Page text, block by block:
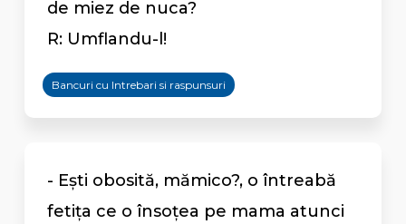
de miez de nuca?
R: Umflandu-l!
Bancuri cu Intrebari si raspunsuri
- Eşti obosită, mămico?, o întreabă
fetiţa ce o însoţea pe mama atunci